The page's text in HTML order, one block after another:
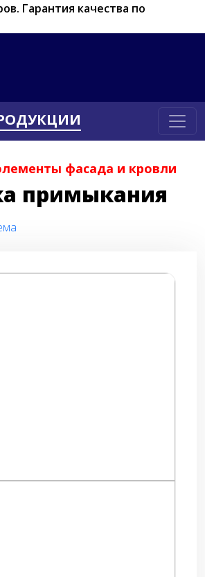
Гарантия качества по
фасада и кровли
примыкания